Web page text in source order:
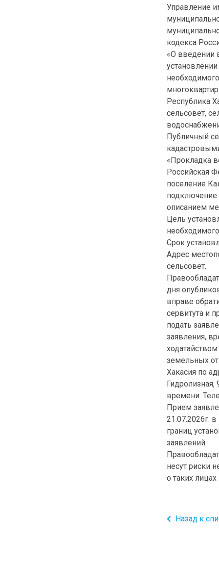
Управление
кодекса
«О введении
Республика
сельсовет,
Публичный
«Прокладка
Российская
поселение
подключение
описанием
Цель
Срок
Адрес
сельсовет.
дня
вправе
сервитута и
подать
заявления,
земельных
Хакасия по
Гидролизная,
времени.
Прием
21.07.2026г.
границ
заявлений.
несут риски
о таких
Назад к